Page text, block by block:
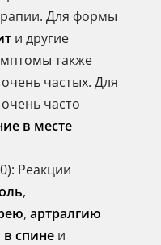
Для формы
и другие
также
частых. Для
часто
в месте
Реакции
,
, артралгию
спине и